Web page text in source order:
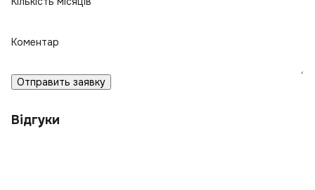
Коментар
Отправить заявку
Відгуки